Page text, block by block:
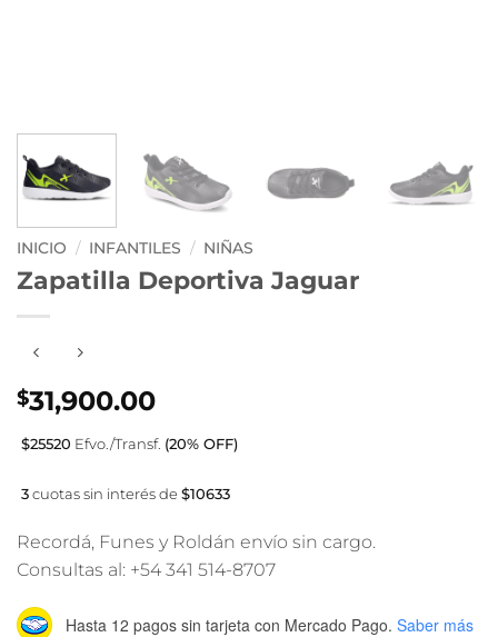
INICIO / INFANTILES / NIÑAS
Zapatilla Deportiva Jaguar
$31,900.00
$25520 Efvo./Transf. (20% OFF)
3cuotas sin interés de $10633
Recordá, Funes y Roldán envío sin cargo.
Consultas al: +54 341 514-8707
Hasta 12 pagos sin tarjeta con Mercado Pago. Saber más